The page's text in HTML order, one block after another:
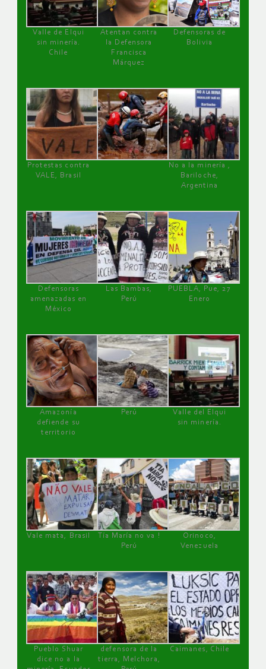
Valle de Elqui
sin minería.
Chile
Atentan contra
la Defensora
Francisca
Márquez
Defensoras de
Bolivia
Protestas contra
VALE, Brasil
No a la minería ,
Bariloche,
Argentina
Defensoras
amenazadas en
México
Las Bambas,
Perú
PUEBLA, Pue, 27
Enero
Amazonía
defiende su
territorio
Perú
Valle del Elqui
sin minería.
Vale mata, Brasil
Tía María no va !
Perú
Orinoco,
Venezuela
Pueblo Shuar
dice no a la
defensora de la
tierra, Melchora,
Caimanes, Chile